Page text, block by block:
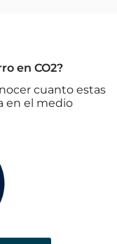
en CO2?
cuanto estas
en el medio